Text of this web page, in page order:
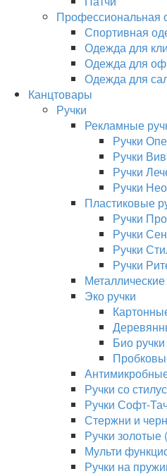
Профессиональная
Спортивная
Одежда для
Одежда для
Одежда для
Канцтовары
Ручки
Рекламные
Ручки
Ручки
Ручки
Ручки
Пластиковые
Ручки
Ручки
Ручки
Ручки
Металлические
Эко ручки
Био
Ручки со
Ручки Софт-
Стержни и
Ручки золотые
Мульти
Ручки на